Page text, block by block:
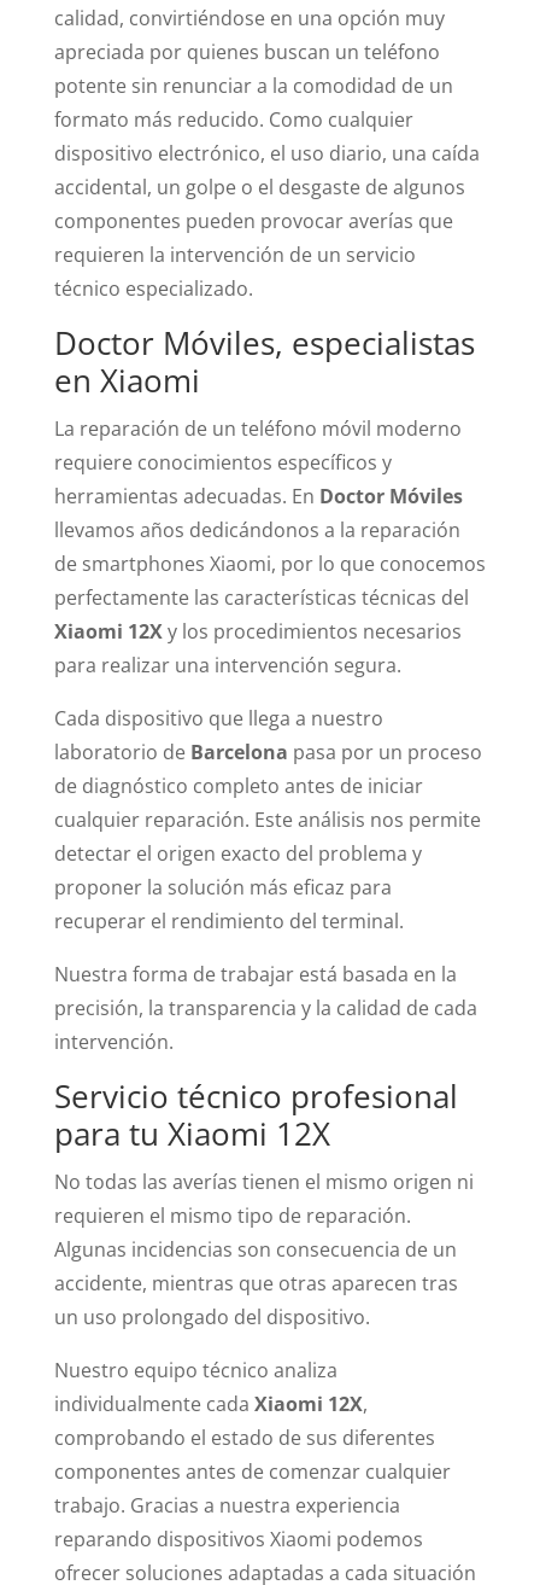
calidad, convirtiéndose en una opción muy
apreciada por quienes buscan un teléfono
potente sin renunciar a la comodidad de un
formato más reducido. Como cualquier
dispositivo electrónico, el uso diario, una caída
accidental, un golpe o el desgaste de algunos
componentes pueden provocar averías que
requieren la intervención de un servicio
técnico especializado.
Doctor Móviles, especialistas
en Xiaomi
La reparación de un teléfono móvil moderno
requiere conocimientos específicos y
herramientas adecuadas. En Doctor Móviles
llevamos años dedicándonos a la reparación
de smartphones Xiaomi, por lo que conocemos
perfectamente las características técnicas del
Xiaomi 12Xy los procedimientos necesarios
para realizar una intervención segura.
Cada dispositivo que llega a nuestro
laboratorio de Barcelona pasa por un proceso
de diagnóstico completo antes de iniciar
cualquier reparación. Este análisis nos permite
detectar el origen exacto del problema y
proponer la solución más eficaz para
recuperar el rendimiento del terminal.
Nuestra forma de trabajar está basada en la
precisión, la transparencia y la calidad de cada
intervención.
Servicio técnico profesional
para tu Xiaomi 12X
No todas las averías tienen el mismo origen ni
requieren el mismo tipo de reparación.
Algunas incidencias son consecuencia de un
accidente, mientras que otras aparecen tras
un uso prolongado del dispositivo.
Nuestro equipo técnico analiza
individualmente cada Xiaomi 12X,
comprobando el estado de sus diferentes
componentes antes de comenzar cualquier
trabajo. Gracias a nuestra experiencia
reparando dispositivos Xiaomi podemos
ofrecer soluciones adaptadas a cada situación